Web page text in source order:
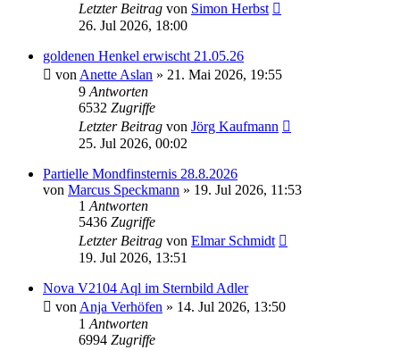
Letzter Beitrag von Simon Herbst
26. Jul 2026, 18:00
goldenen Henkel erwischt 21.05.26
von Anette Aslan » 21. Mai 2026, 19:55
9 Antworten
6532 Zugriffe
Letzter Beitrag von Jörg Kaufmann
25. Jul 2026, 00:02
Partielle Mondfinsternis 28.8.2026
von Marcus Speckmann » 19. Jul 2026, 11:53
1 Antworten
5436 Zugriffe
Letzter Beitrag von Elmar Schmidt
19. Jul 2026, 13:51
Nova V2104 Aql im Sternbild Adler
von Anja Verhöfen » 14. Jul 2026, 13:50
1 Antworten
6994 Zugriffe